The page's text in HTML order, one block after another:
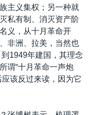
主义集权；另一种就
私有制、消灭资产阶
义，从十月革命开
非洲、拉美，当然也
1949年建国，其理念
谓“十月革命一声炮
该反过来读，因为它